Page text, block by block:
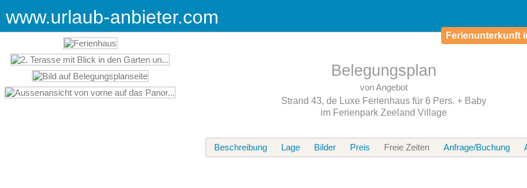
Ferienunterkunft
www.urlaub-anbieter.com
Belegungsplan
von Angebot
Strand 43, de Luxe Ferienhaus für 6 Pers. + Baby
im Ferienpark Zeeland Village
Beschreibung Lage Bilder Preis Freie Zeiten Anfrage/Buchung